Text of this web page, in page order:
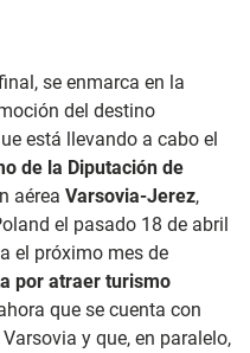
se enmarca en la
del destino
está llevando a cabo el
de la Diputación de
aérea Varsovia-Jerez,
el pasado 18 de abril
el próximo mes de
por atraer turismo
que se cuenta con
y que, en paralelo,